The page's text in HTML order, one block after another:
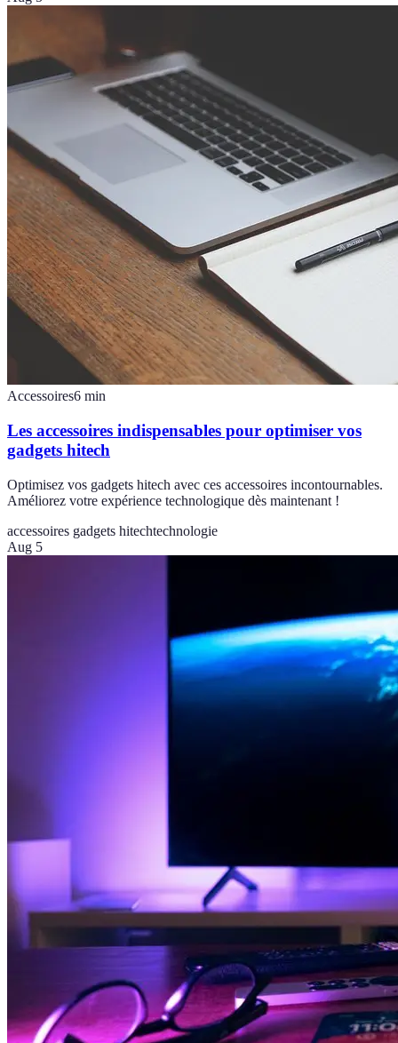
Accessoires6 min
Les accessoires indispensables pour optimiser vos
gadgets hitech
Optimisez vos gadgets hitech avec ces accessoires incontournables.
Améliorez votre expérience technologique dès maintenant !
accessoires gadgets hitechtechnologie
Aug 5